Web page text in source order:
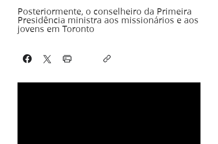
Posteriormente, o conselheiro da Primeira
Presidência ministra aos missionários e aos
jovens em Toronto